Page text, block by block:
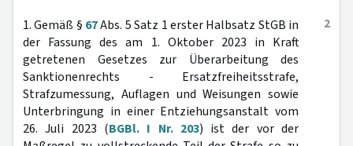
2
1. Gemäß § 67Abs. 5 Satz 1 erster Halbsatz StGB in
der Fassung des am 1. Oktober 2023 in Kraft
getretenen Gesetzes zur Überarbeitung des
Sanktionenrechts - Ersatzfreiheitsstrafe,
Strafzumessung, Auflagen und Weisungen sowie
Unterbringung in einer Entziehungsanstalt vom
26. Juli 2023 (BGBl. I Nr. 203) ist der vor der